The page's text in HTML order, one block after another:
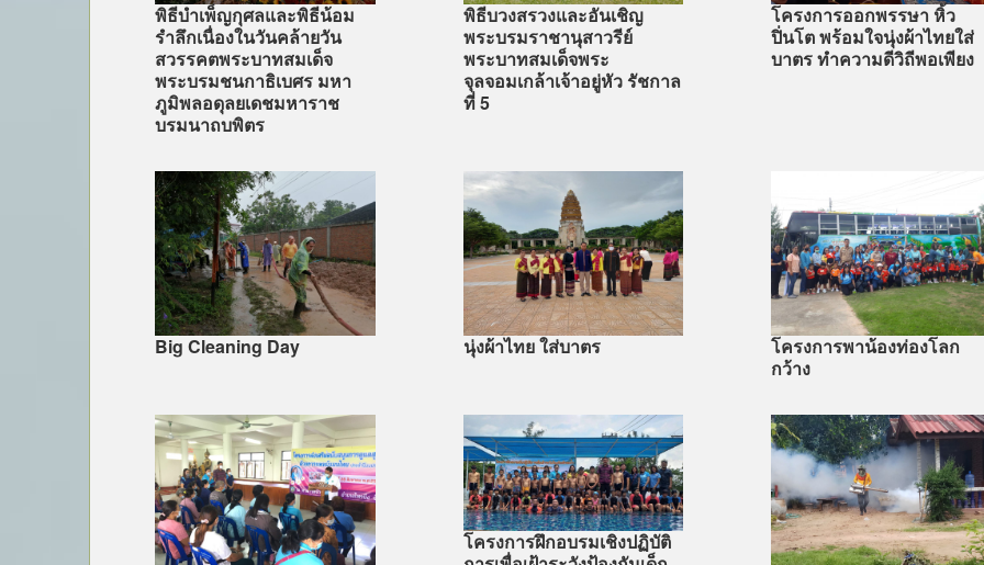
พิธีบำเพ็ญกุศลและพิธีน้อม
รำลึกเนื่องในวันคล้ายวัน
สวรรคตพระบาทสมเด็จ
พระบรมชนกาธิเบศร มหา
ภูมิพลอดุลยเดชมหาราช
บรมนาถบพิตร
พิธีบวงสรวงและอันเชิญ
พระบรมราชานุสาวรีย์
พระบาทสมเด็จพระ
จุลจอมเกล้าเจ้าอยู่หัว รัชกาล
ที่ 5
โครงการออกพรรษา หิ้ว
ปิ่นโต พร้อมใจนุ่งผ้าไทยใส่
บาตร ทำความดีวิถีพอเพียง
Big Cleaning Day นุ่งผ้าไทย ใส่บาตร
โครงการพาน้องท่องโลก
กว้าง
โครงการฝึกอบรมเชิงปฏิบัติ